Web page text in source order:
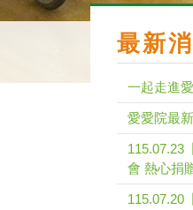
最新
一起走進
愛愛院最
115.07.23
會 熱心捐
115.07.20